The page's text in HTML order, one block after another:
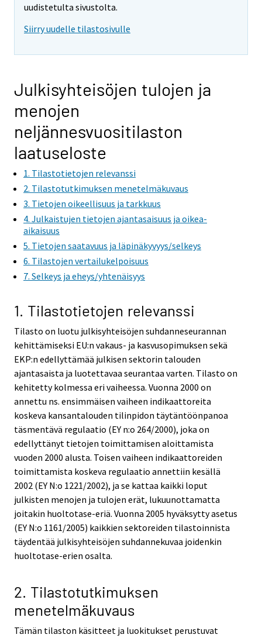
uudistetulta sivustolta.
Siirry uudelle tilastosivulle
Julkisyhteisöjen tulojen ja
menojen
neljännesvuositilaston
laatuseloste
1. Tilastotietojen relevanssi
2. Tilastotutkimuksen menetelmäkuvaus
3. Tietojen oikeellisuus ja tarkkuus
4. Julkaistujen tietojen ajantasaisuus ja oikea-
aikaisuus
5. Tietojen saatavuus ja läpinäkyvyys/selkeys
6. Tilastojen vertailukelpoisuus
7. Selkeys ja eheys/yhtenäisyys
1. Tilastotietojen relevanssi
Tilasto on luotu julkisyhteisöjen suhdanneseurannan
kehittämiseksi EU:n vakaus- ja kasvusopimuksen sekä
EKP:n edellyttämää julkisen sektorin talouden
ajantasaista ja luotettavaa seurantaa varten. Tilasto on
kehitetty kolmessa eri vaiheessa. Vuonna 2000 on
annettu ns. ensimmäisen vaiheen indikaattoreita
koskeva kansantalouden tilinpidon täytäntöönpanoa
täsmentävä regulaatio (EY n:o 264/2000), joka on
edellyttänyt tietojen toimittamisen aloittamista
vuoden 2000 alusta. Toisen vaiheen indikaattoreiden
toimittamista koskeva regulaatio annettiin kesällä
2002 (EY N:o 1221/2002), ja se kattaa kaikki loput
julkisten menojen ja tulojen erät, lukuunottamatta
joitakin huoltotase-eriä. Vuonna 2005 hyväksytty asetus
(EY N:o 1161/2005) kaikkien sektoreiden tilastoinnista
täydentää julkisyhteisöjen suhdannekuvaa joidenkin
huoltotase-erien osalta.
2. Tilastotutkimuksen
menetelmäkuvaus
Tämän tilaston käsitteet ja luokitukset perustuvat